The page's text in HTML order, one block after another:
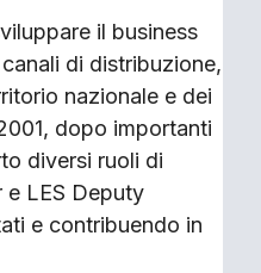
il business
di distribuzione,
nazionale e dei
dopo importanti
diversi ruoli di
e LES Deputy
e contribuendo in